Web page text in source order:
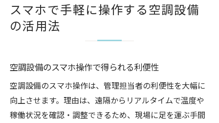
スマホで手軽に操作する空調設備
の活用法
空調設備のスマホ操作で得られる利便性
空調設備のスマホ操作は、管理担当者の利便性を大幅に
向上させます。理由は、遠隔からリアルタイムで温度や
稼働状況を確認・調整できるため、現場に足を運ぶ手間